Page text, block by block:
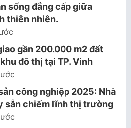
sống đẳng cấp giữa
thiên nhiên.
gần 200.000 m2 đất
đô thị tại TP. Vinh
công nghiệp 2025: Nhà
sẵn chiếm lĩnh thị trường